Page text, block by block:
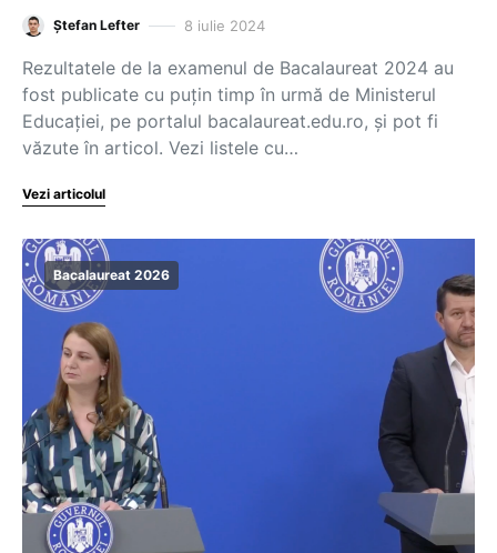
Ștefan Lefter 8 iulie 2024
Rezultatele de la examenul de Bacalaureat 2024 au
fost publicate cu puțin timp în urmă de Ministerul
Educației, pe portalul bacalaureat.edu.ro, și pot fi
văzute în articol. Vezi listele cu…
Vezi articolul
Bacalaureat 2026